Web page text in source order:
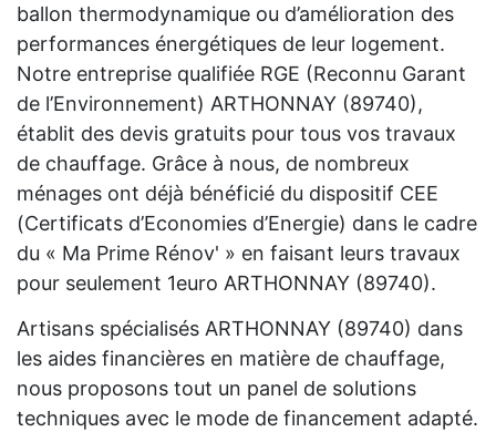
ballon thermodynamique ou d’amélioration des
performances énergétiques de leur logement.
Notre entreprise qualifiée RGE (Reconnu Garant
de l’Environnement) ARTHONNAY (89740),
établit des devis gratuits pour tous vos travaux
de chauffage. Grâce à nous, de nombreux
ménages ont déjà bénéficié du dispositif CEE
(Certificats d’Economies d’Energie) dans le cadre
du « Ma Prime Rénov' » en faisant leurs travaux
pour seulement 1euro ARTHONNAY (89740).
Artisans spécialisés ARTHONNAY (89740) dans
les aides financières en matière de chauffage,
nous proposons tout un panel de solutions
techniques avec le mode de financement adapté.